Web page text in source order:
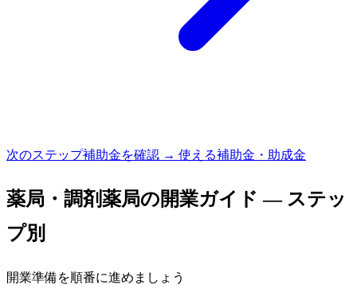
次のステップ補助金を確認 → 使える補助金・助成金
薬局・調剤薬局の開業ガイド — ステッ
プ別
開業準備を順番に進めましょう